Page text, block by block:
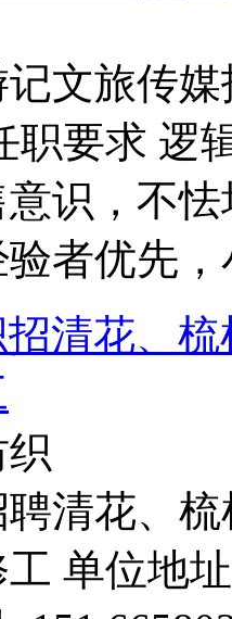
文旅传
职要求 逻
识，不
者优先
清花、
清花、
单位地